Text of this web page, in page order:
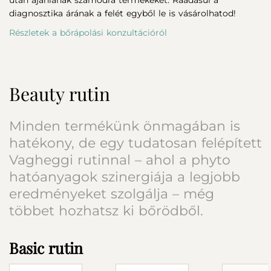
Beauty rutin
Minden termékünk önmagában is
hatékony, de egy tudatosan felépített
Vagheggi rutinnal – ahol a phyto
hatóanyagok szinergiája a legjobb
eredményeket szolgálja – még
többet hozhatsz ki bőrödből.
Basic rutin
diagnosztika árának a felét egyből le is vásárolhatod!
Részletek a bőrápolási konzultációról